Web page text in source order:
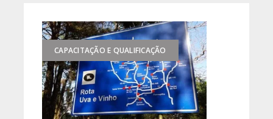
CAPACITAÇÃO E QUALIFICAÇÃO